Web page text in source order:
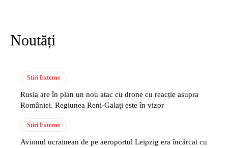
Noutăți
Stiri Externe
Rusia are în plan un nou atac cu drone cu reacție asupra
României. Regiunea Reni-Galați este în vizor
Stiri Externe
Avionul ucrainean de pe aeroportul Leipzig era încărcat cu